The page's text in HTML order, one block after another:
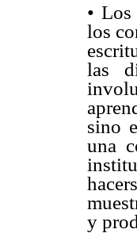
•
los
las
sino
una
y